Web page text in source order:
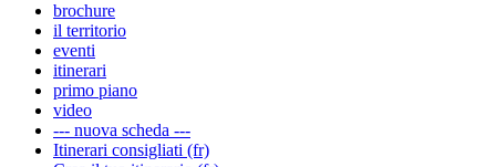
brochure
il territorio
eventi
itinerari
primo piano
video
--- nuova scheda ---
Itinerari consigliati (fr)